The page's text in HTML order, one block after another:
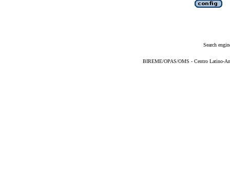
Search
BIREME/OPAS/OMS - Centro Latino-